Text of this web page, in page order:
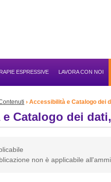
ESPRESSIVE LAVORA CON NOI
Accessibilità e Catalogo dei
Catalogo dei
non è applicabile